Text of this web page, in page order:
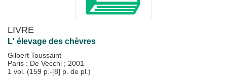
LIVRE
L' élevage des chèvres
Gilbert Toussaint
Paris : De Vecchi ; 2001
1 vol. (159 p.-[8] p. de pl.)